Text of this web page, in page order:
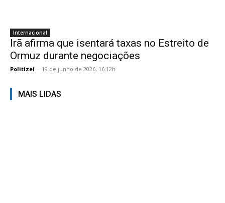
Internacional
Irã afirma que isentará taxas no Estreito de
Ormuz durante negociações
Politizei - 19 de junho de 2026, 16:12h
MAIS LIDAS